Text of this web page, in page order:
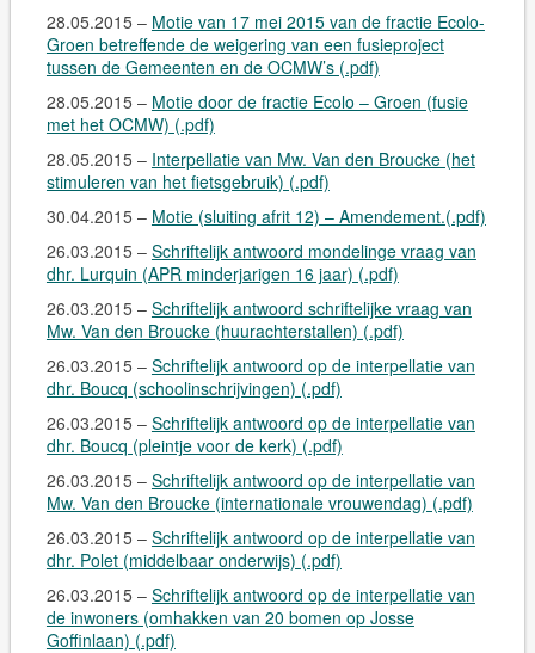
28.05.2015 – Motie van 17 mei 2015 van de fractie Ecolo-
Groen betreffende de weigering van een fusieproject
tussen de Gemeenten en de OCMW’s (.pdf)
28.05.2015 – Motie door de fractie Ecolo – Groen (fusie
met het OCMW) (.pdf)
28.05.2015 – Interpellatie van Mw. Van den Broucke (het
stimuleren van het fietsgebruik) (.pdf)
30.04.2015 – Motie (sluiting afrit 12) – Amendement.(.pdf)
26.03.2015 – Schriftelijk antwoord mondelinge vraag van
dhr. Lurquin (APR minderjarigen 16 jaar) (.pdf)
26.03.2015 – Schriftelijk antwoord schriftelijke vraag van
Mw. Van den Broucke (huurachterstallen) (.pdf)
26.03.2015 – Schriftelijk antwoord op de interpellatie van
dhr. Boucq (schoolinschrijvingen) (.pdf)
26.03.2015 – Schriftelijk antwoord op de interpellatie van
dhr. Boucq (pleintje voor de kerk) (.pdf)
26.03.2015 – Schriftelijk antwoord op de interpellatie van
Mw. Van den Broucke (internationale vrouwendag) (.pdf)
26.03.2015 – Schriftelijk antwoord op de interpellatie van
dhr. Polet (middelbaar onderwijs) (.pdf)
26.03.2015 – Schriftelijk antwoord op de interpellatie van
de inwoners (omhakken van 20 bomen op Josse
Goffinlaan) (.pdf)